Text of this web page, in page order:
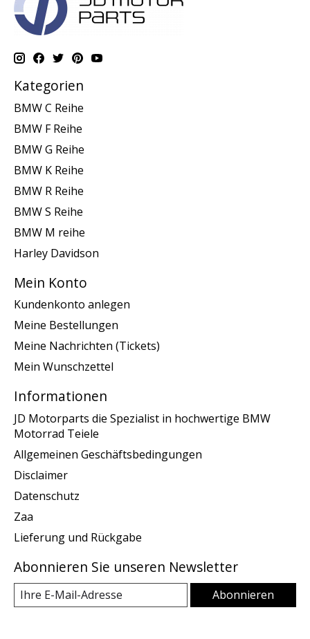
Kategorien
BMW C Reihe
BMW F Reihe
BMW G Reihe
BMW K Reihe
BMW R Reihe
BMW S Reihe
BMW M reihe
Harley Davidson
Mein Konto
Kundenkonto anlegen
Meine Bestellungen
Meine Nachrichten (Tickets)
Mein Wunschzettel
Informationen
JD Motorparts die Spezialist in hochwertige BMW
Motorrad Teiele
Allgemeinen Geschäftsbedingungen
Disclaimer
Datenschutz
Zaa
Lieferung und Rückgabe
Abonnieren Sie unseren Newsletter
Abonnieren